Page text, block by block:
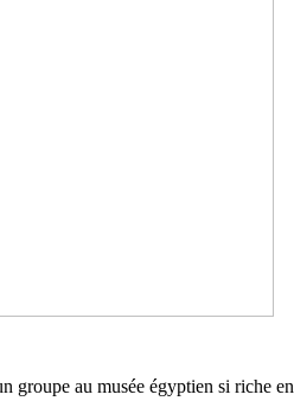
au musée égyptien si riche